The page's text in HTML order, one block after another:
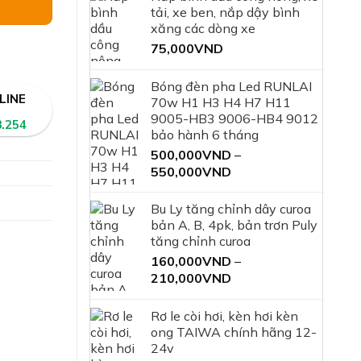
tải, xe ben, nắp dậy bình
xăng các dòng xe
75,000VND
Bóng đèn pha Led RUNLAI
70w H1 H3 H4 H7 H11
9005-HB3 9006-HB4 9012
bảo hành 6 tháng
500,000VND –
550,000VND
từ
500,000VND
đến
Bu Ly tăng chỉnh dây curoa
bản A, B, 4pk, bản trơn Puly
tăng chỉnh curoa
160,000VND –
210,000VND
từ
160,000VND
Rơ le còi hơi, kèn hơi kèn
ong TAIWA chính hãng 12-
24v